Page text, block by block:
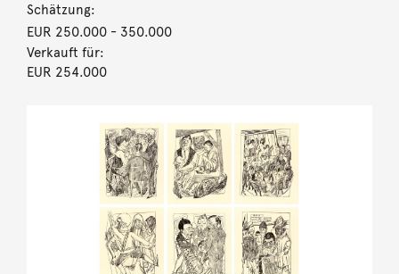
Schätzung:
EUR 250.000- 350.000
Verkauft für:
EUR 254.000